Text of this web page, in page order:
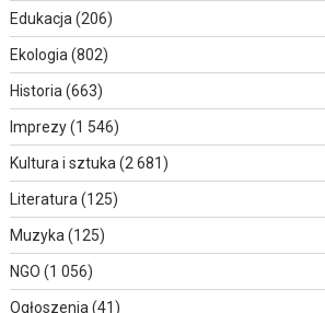
Edukacja (206)
Ekologia (802)
Historia (663)
Imprezy(1 546)
Kultura i sztuka (2 681)
Literatura (125)
Muzyka (125)
NGO (1 056)
Ogłoszenia (41)